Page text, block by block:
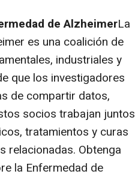
de AlzheimerLa
es una coalición de
industriales y
que los investigadores
de compartir datos,
socios trabajan juntos
tratamientos y curas
relacionadas. Obtenga
la Enfermedad de